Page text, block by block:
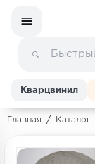
Ламинат
Кварцвинил
Главная / Каталог